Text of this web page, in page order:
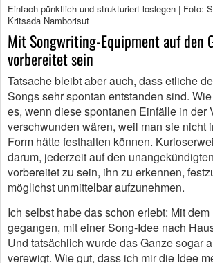
Einfach pünktlich und strukturiert loslegen | Foto:
Kritsada Namborisut
Mit Songwriting-Equipment auf den
vorbereitet sein
Tatsache bleibt aber auch, dass etliche
Songs sehr spontan entstanden sind.
es, wenn diese spontanen Einfälle in der
verschwunden wären, weil man sie nicht
Form hätte festhalten können.
darum, jederzeit auf den
vorbereitet zu sein, ihn zu erkennen,
möglichst unmittelbar aufzunehmen.
Ich selbst habe das schon erlebt: Mit
gegangen, mit einer Song-Idee nach
Und tatsächlich wurde das Ganze sogar
verewigt. Wie gut, dass ich mir die Idee